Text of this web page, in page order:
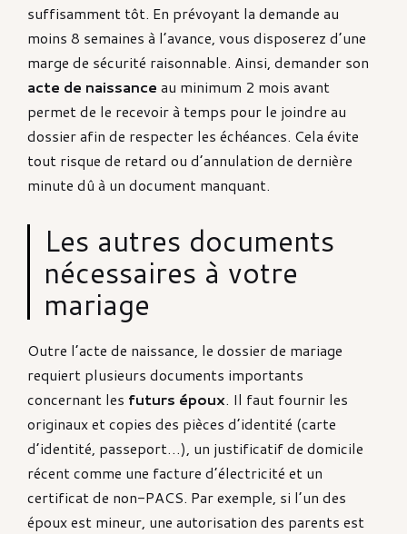
suffisamment tôt. En prévoyant la demande au
moins 8 semaines à l’avance, vous disposerez d’une
marge de sécurité raisonnable. Ainsi, demander son
acte de naissance au minimum 2 mois avant
permet de le recevoir à temps pour le joindre au
dossier afin de respecter les échéances. Cela évite
tout risque de retard ou d’annulation de dernière
minute dû à un document manquant.
Les autres documents
nécessaires à votre
mariage
Outre l’acte de naissance, le dossier de mariage
requiert plusieurs documents importants
concernant les futurs époux. Il faut fournir les
originaux et copies des pièces d’identité (carte
d’identité, passeport…), un justificatif de domicile
récent comme une facture d’électricité et un
certificat de non-PACS. Par exemple, si l’un des
époux est mineur, une autorisation des parents est